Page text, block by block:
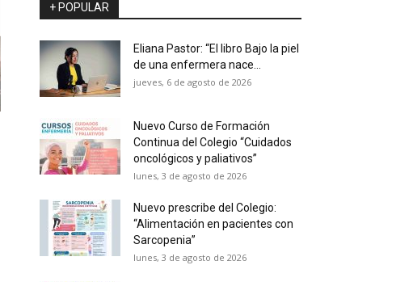
+ POPULAR
Eliana Pastor: “El libro Bajo la piel
de una enfermera nace...
jueves, 6 de agosto de 2026
Nuevo Curso de Formación
Continua del Colegio “Cuidados
oncológicos y paliativos”
lunes, 3 de agosto de 2026
Nuevo prescribe del Colegio:
“Alimentación en pacientes con
Sarcopenia”
lunes, 3 de agosto de 2026